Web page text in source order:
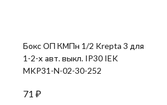
Бокс ОП КМПн 1/2 Krepta 3 для
1-2-х авт. выкл. IP30 IEK
MKP31-N-02-30-252
71 ₽